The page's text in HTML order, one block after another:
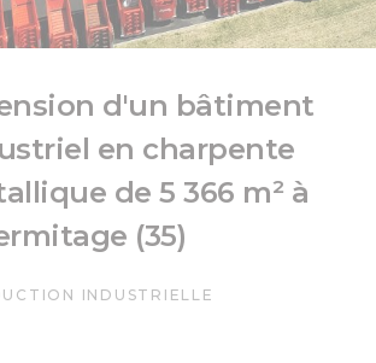
d'un bâtiment
en charpente
de 5 366 m² à
(35)
INDUSTRIELLE